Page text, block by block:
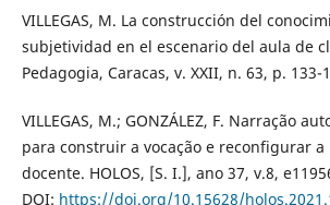
VILLEGAS, M. La construcción del
subjetividad en el escenario del aula de
Pedagogia, Caracas, v. XXII, n. 63, p. 133-
VILLEGAS, M.; GONZÁLEZ, F. Narração
para construir a vocação e reconfigurar
docente. HOLOS, [S. I.], ano 37, v.8,
DOI: https://doi.org/10.15628/